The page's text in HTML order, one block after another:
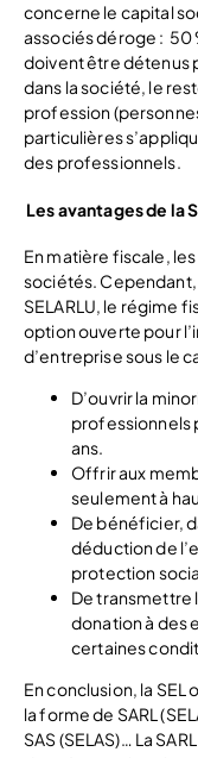
concerne le capital
associés déroge : 50
doivent être détenus
dans la société, le
profession
particulières
des professionnels.
Les avantages de la
En matière fiscale, les
sociétés. Cependant,
SELARLU, le régime
option ouverte pour
d’entreprise sous le
D’ouvrir la
professionnels
ans.
Offrir aux
seulement à
De bénéficier,
déduction de
protection
De transmettre
donation à des
certaines
En conclusion, la
la forme de SARL
SAS (SELAS)… La